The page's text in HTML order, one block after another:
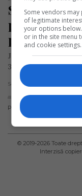
Spania a
pofida
pandemie
Juan și Mihaela
30, respectiv 26 de
Scris de Redacția Jurnal de
PUBLICITATE
© 2019-2026 Toate
Interzisă
Some vendors
of legitimate
your options
or in the site menu
and cookie settings.